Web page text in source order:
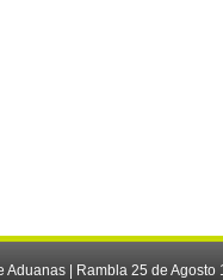
Aduanas | Rambla 25 de